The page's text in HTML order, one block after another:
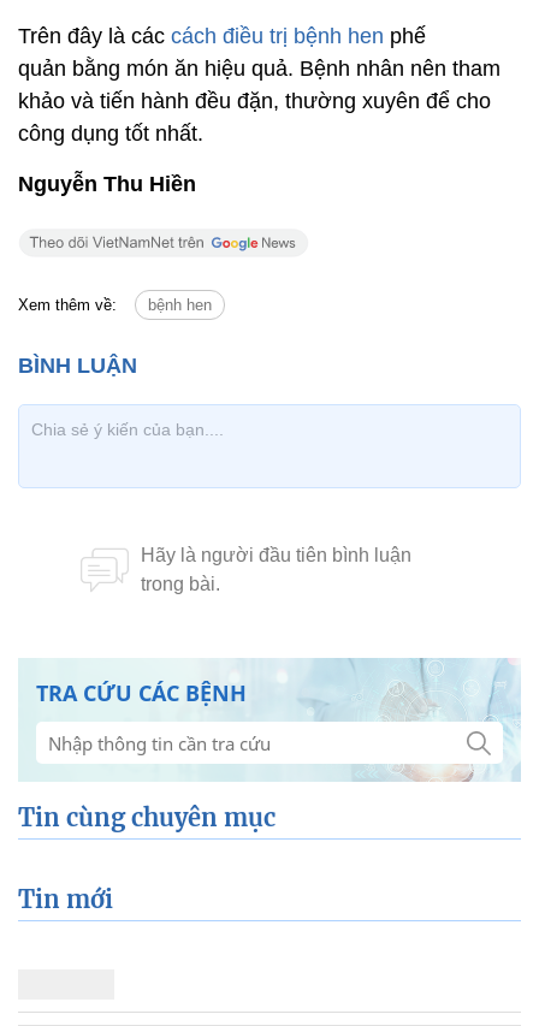
Trên đây là các cách điều trị bệnh hen phế
quản bằng món ăn hiệu quả. Bệnh nhân nên tham
khảo và tiến hành đều đặn, thường xuyên để cho
công dụng tốt nhất.
Nguyễn Thu Hiền
Xem thêm về: bệnh hen
TRA CỨU CÁC BỆNH
Tin cùng chuyên mục
Tin mới